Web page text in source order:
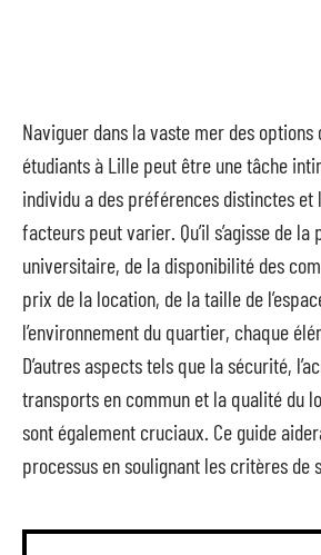
Naviguer dans la vaste mer des
étudiants à Lille peut être une tâche
individu a des préférences distinctes et
facteurs peut varier. Qu’il s’agisse de
universitaire, de la disponibilité des
prix de la location, de la taille de
l’environnement du quartier, chaque
D’autres aspects tels que la sécurité,
transports en commun et la qualité du
sont également cruciaux. Ce guide
processus en soulignant les critères de